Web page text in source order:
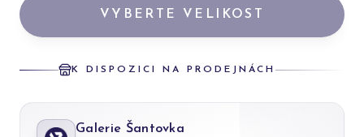
VYBERTE VELIKOST
K DISPOZICI NA PRODEJNÁCH
Galerie Šantovka